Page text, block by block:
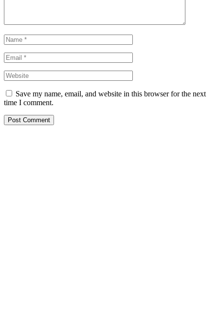
Save my name, email, and website in this browser for the next
time I comment.